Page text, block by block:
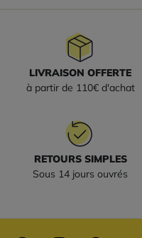
LIVRAISON OFFERTE
à partir de 110€ d'achat
RETOURS SIMPLES
Sous 14 jours ouvrés